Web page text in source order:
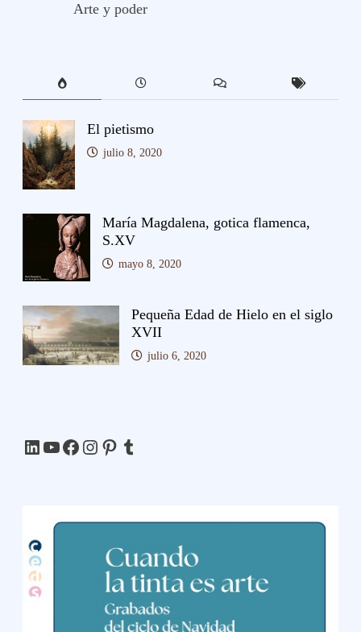
Arte y poder
El pietismo
julio 8, 2020
María Magdalena, gotica flamenca,
S.XV
mayo 8, 2020
Pequeña Edad de Hielo en el siglo
XVII
julio 6, 2020
LinkedIn
YouTube
Facebook
Instagram
Pinterest
Tumblr